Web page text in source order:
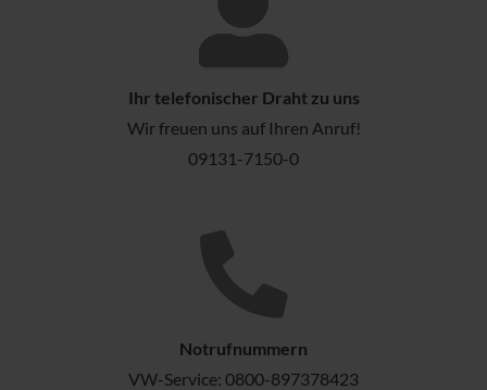
Ihr telefonischer Draht zu uns
Wir freuen uns auf Ihren Anruf!
09131-7150-0
Notrufnummern
VW-Service: 0800-897378423